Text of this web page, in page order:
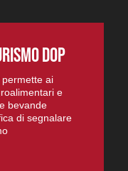
DOP
permette ai
e
bevande
di segnalare